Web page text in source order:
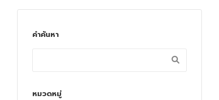
คำค้นหา
หมวดหมู่